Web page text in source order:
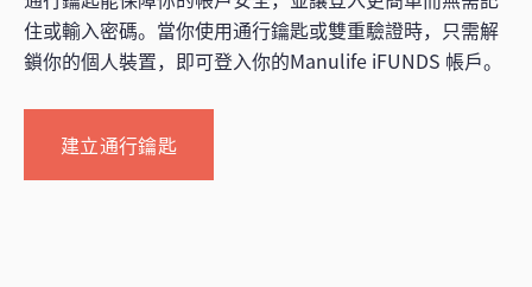
住或輸入密碼。當你使用通行鑰匙或雙重驗證時，只需解
鎖你的個人裝置，即可登入你的Manulife iFUNDS 帳戶。
建立通行鑰匙